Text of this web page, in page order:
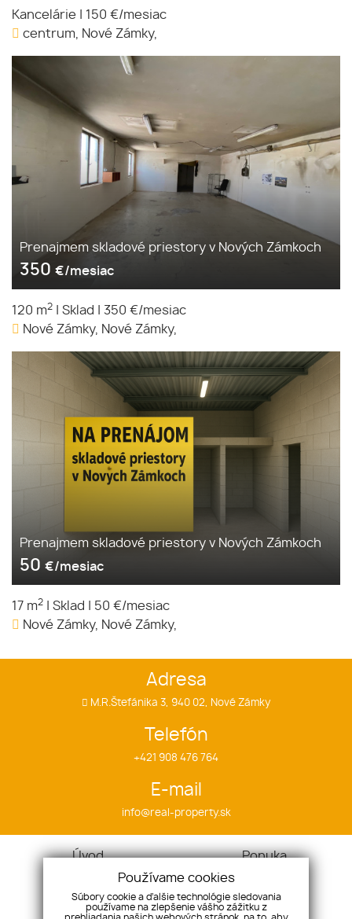
Kancelárie
150 €/mesiac
centrum, Nové Zámky,
Prenajmem skladové priestory v Nových Zámkoch
350 €/mesiac
120 m2 Sklad
350 €/mesiac
Nové Zámky, Nové Zámky,
Prenajmem skladové priestory v Nových Zámkoch
50 €/mesiac
17 m2 Sklad
50 €/mesiac
Nové Zámky, Nové Zámky,
Adresa
M.R.Štefánika 3, 940 02, Nové Zámky
Telefón
+421 908 476 764
E-mail
info@real-property.sk
Úvod
Náš tím
Referencie
Ponuka
Domy
Pozemky
Používame cookies
Súbory cookie a ďalšie technológie sledovania
používame na zlepšenie vášho zážitku z